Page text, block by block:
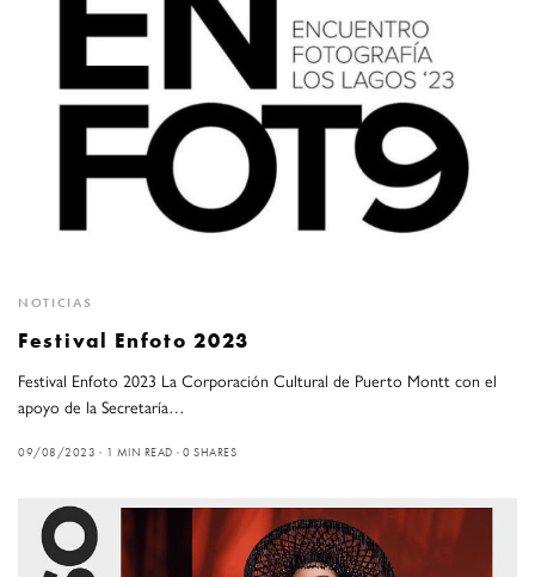
NOTICIAS
Festival Enfoto 2023
Festival Enfoto 2023 La Corporación Cultural de Puerto Montt con el
apoyo de la Secretaría…
09/08/2023 1 MIN READ 0 SHARES